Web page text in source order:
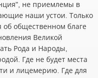
не приемлемы в
наши устои. Только
об общественном благе
Великой
Рода и Народы,
Где не будет места
и лицемерию. Где для